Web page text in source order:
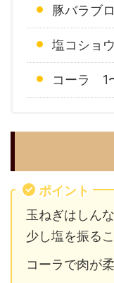
豚バラブ
塩コショウ
コーラ 1
ポイント
玉ねぎはしん
少し塩を振る
コーラで肉が